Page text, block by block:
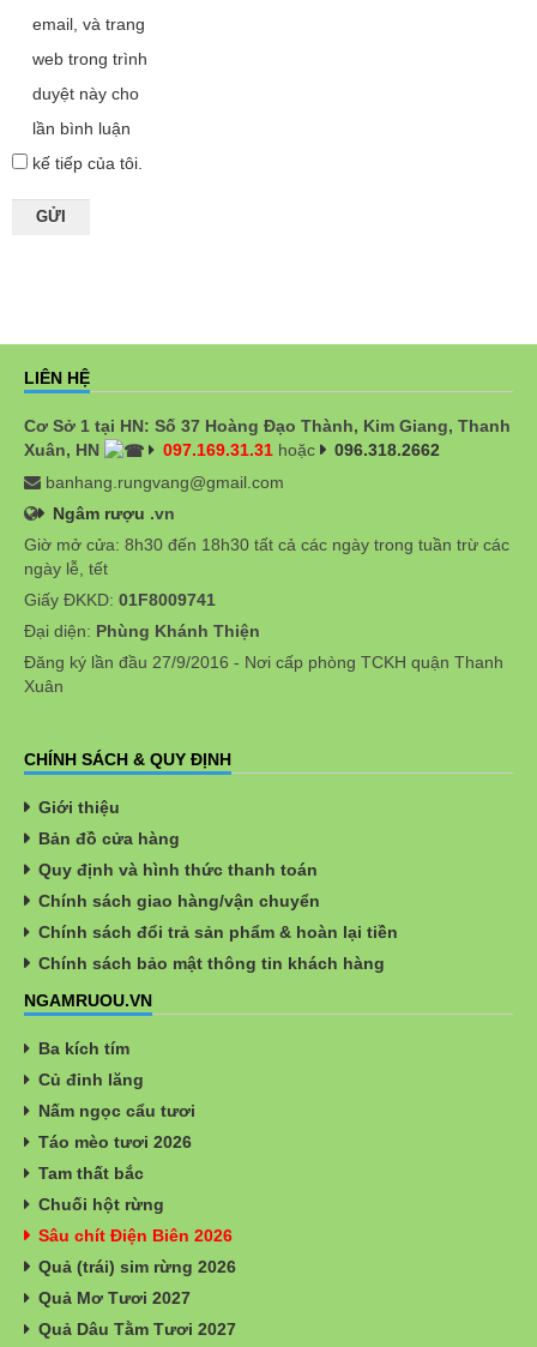
email, và trang
web trong trình
duyệt này cho
lần bình luận
kế tiếp của tôi.
LIÊN HỆ
Cơ Sở 1 tại HN: Số 37 Hoàng Đạo Thành, Kim Giang, Thanh
Xuân, HN
097.169.31.31 hoặc
096.318.2662
banhang.rungvang@gmail.com
Ngâm rượu .vn
Giờ mở cửa: 8h30 đến 18h30 tất cả các ngày trong tuần trừ các
ngày lễ, tết
Giấy ĐKKD: 01F8009741
Đại diện: Phùng Khánh Thiện
Đăng ký lần đầu 27/9/2016 - Nơi cấp phòng TCKH quận Thanh
Xuân
CHÍNH SÁCH & QUY ĐỊNH
Giới thiệu
Bản đồ cửa hàng
Quy định và hình thức thanh toán
Chính sách giao hàng/vận chuyển
Chính sách đổi trả sản phẩm & hoàn lại tiền
Chính sách bảo mật thông tin khách hàng
NGAMRUOU.VN
Ba kích tím
Củ đinh lăng
Nấm ngọc cẩu tươi
Táo mèo tươi 2026
Tam thất bắc
Chuối hột rừng
Sâu chít Điện Biên 2026
Quả (trái) sim rừng 2026
Quả Mơ Tươi 2027
Quả Dâu Tằm Tươi 2027